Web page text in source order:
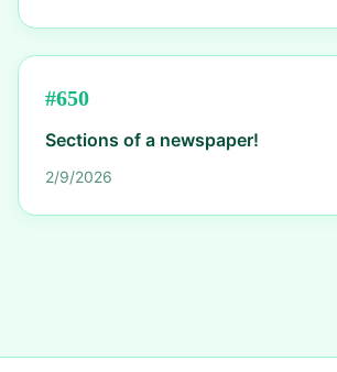
#650
Sections of a newspaper!
2/9/2026